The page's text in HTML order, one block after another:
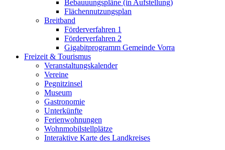
Bebauuungspläne (in Aufstellung)
Flächennutzungsplan
Breitband
Förderverfahren 1
Förderverfahren 2
Gigabitprogramm Gemeinde Vorra
Freizeit & Tourismus
Veranstaltungskalender
Vereine
Pegnitzinsel
Museum
Gastronomie
Unterkünfte
Ferienwohnungen
Wohnmobilstellplätze
Interaktive Karte des Landkreises